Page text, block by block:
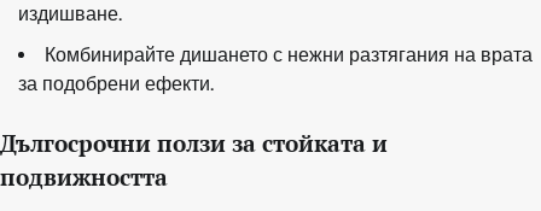
издишване.
Комбинирайте дишането с нежни разтягания на врата
за подобрени ефекти.
Дългосрочни ползи за стойката и
подвижността